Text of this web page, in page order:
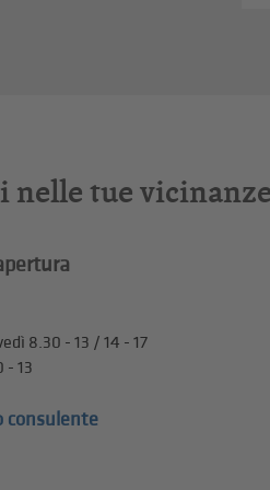
nelle tue
8.30 - 13 / 14 - 17
- 13
consulente